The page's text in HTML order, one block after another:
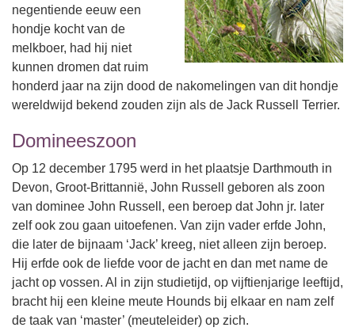
negentiende eeuw een
hondje kocht van de
melkboer, had hij niet
kunnen dromen dat ruim
honderd jaar na zijn dood de nakomelingen van dit hondje
wereldwijd bekend zouden zijn als de Jack Russell Terrier.
Domineeszoon
Op 12 december 1795 werd in het plaatsje Darthmouth in
Devon, Groot-Brittannië, John Russell geboren als zoon
van dominee John Russell, een beroep dat John jr. later
zelf ook zou gaan uitoefenen. Van zijn vader erfde John,
die later de bijnaam ‘Jack’ kreeg, niet alleen zijn beroep.
Hij erfde ook de liefde voor de jacht en dan met name de
jacht op vossen. Al in zijn studietijd, op vijftienjarige leeftijd,
bracht hij een kleine meute Hounds bij elkaar en nam zelf
de taak van ‘master’ (meuteleider) op zich.